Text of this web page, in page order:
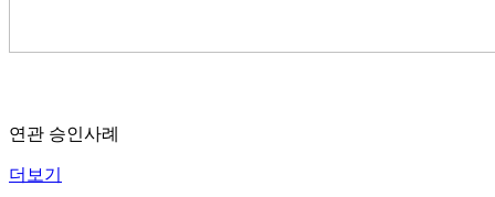
연관 승인사례
더보기